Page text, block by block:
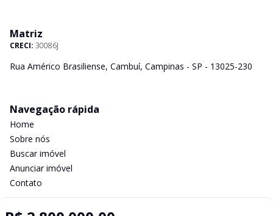
Matriz
CRECI: 30086J
Rua Américo Brasiliense, Cambuí, Campinas - SP - 13025-230
Navegação rápida
Home
Sobre nós
Buscar imóvel
Anunciar imóvel
Contato